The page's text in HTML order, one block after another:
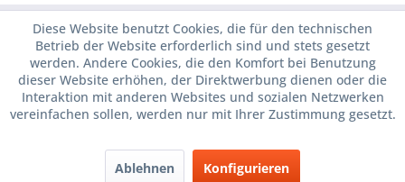
Diese Website benutzt Cookies, die für den technischen
Betrieb der Website erforderlich sind und stets gesetzt
werden. Andere Cookies, die den Komfort bei Benutzung
dieser Website erhöhen, der Direktwerbung dienen oder die
Interaktion mit anderen Websites und sozialen Netzwerken
vereinfachen sollen, werden nur mit Ihrer Zustimmung gesetzt.
Ablehnen Konfigurieren